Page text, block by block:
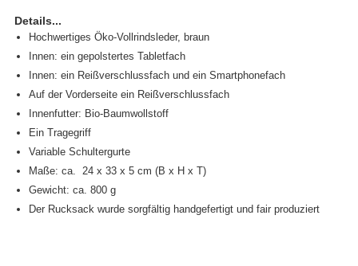
Details...
Hochwertiges Öko-Vollrindsleder, braun
Innen: ein gepolstertes Tabletfach
Innen: ein Reißverschlussfach und ein Smartphonefach
Auf der Vorderseite ein Reißverschlussfach
Innenfutter: Bio-Baumwollstoff
Ein Tragegriff
Variable Schultergurte
Maße: ca. 24 x 33 x 5 cm (B x H x T)
Gewicht: ca. 800 g
Der Rucksack wurde sorgfältig handgefertigt und fair produziert